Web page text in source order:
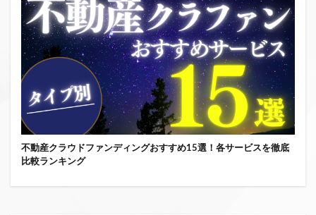
不動産クラウドファンディングおすすめ15選！各サービスを徹底
比較ランキング